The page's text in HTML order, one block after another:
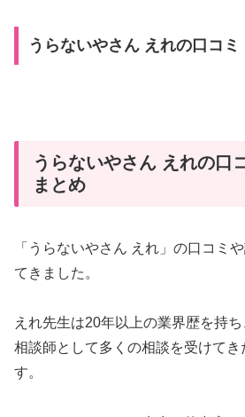
うらないやさん えれの口コミ
うらないやさん えれの口
まとめ
「うらないやさん えれ」の口コミ
てきました。
えれ先生は20年以上の業界歴を持
相談師として多くの相談を受けて
す。